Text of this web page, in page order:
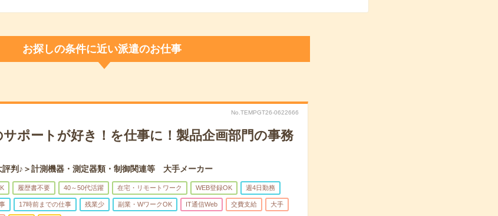
お探しの条件に近い派遣のお仕事
No.TEMPGT26-0622666
ポートが好き！を仕事に！製品企画部門の事務
評判♪＞計測機器・測定器類・制御関連等 大手メーカー
履歴書不要 40～50代活躍 在宅・リモートワーク WEB登録OK 週4日勤務
17時前までの仕事 残業少 副業・WワークOK IT通信Web 交費支給 大手